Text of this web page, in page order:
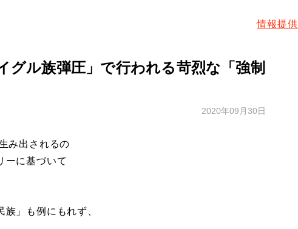
情報提供
グル族弾圧」で行われる苛烈な「強制
2020年09月30日
み出されるの
ーに基づいて
」も例にもれず、